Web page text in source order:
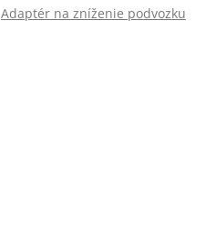
Adaptér na zníženie podvozku